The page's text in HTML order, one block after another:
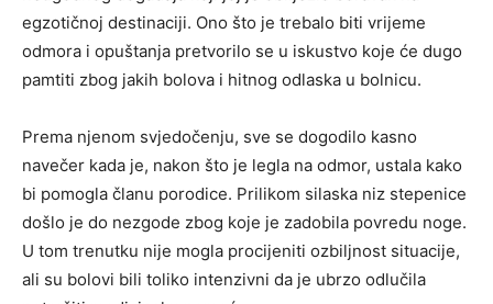
egzotičnoj destinaciji. Ono što je trebalo biti vrijeme
odmora i opuštanja pretvorilo se u iskustvo koje će dugo
pamtiti zbog jakih bolova i hitnog odlaska u bolnicu.
Prema njenom svjedočenju, sve se dogodilo kasno
navečer kada je, nakon što je legla na odmor, ustala kako
bi pomogla članu porodice. Prilikom silaska niz stepenice
došlo je do nezgode zbog koje je zadobila povredu noge.
U tom trenutku nije mogla procijeniti ozbiljnost situacije,
ali su bolovi bili toliko intenzivni da je ubrzo odlučila